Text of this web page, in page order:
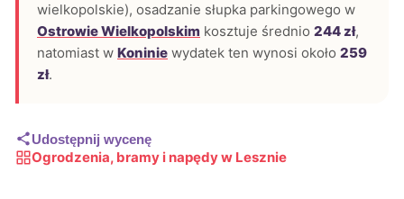
wielkopolskie), osadzanie słupka parkingowego w
Ostrowie Wielkopolskim kosztuje średnio 244 zł,
natomiast w Koninie wydatek ten wynosi około 259
zł.
Udostępnij wycenę
Ogrodzenia, bramy i napędy w Lesznie